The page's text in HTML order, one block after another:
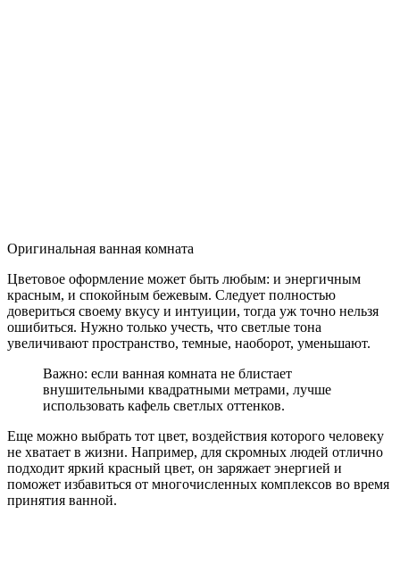
Оригинальная ванная комната
Цветовое оформление может быть любым: и энергичным
красным, и спокойным бежевым. Следует полностью
довериться своему вкусу и интуиции, тогда уж точно нельзя
ошибиться. Нужно только учесть, что светлые тона
увеличивают пространство, темные, наоборот, уменьшают.
Важно: если ванная комната не блистает
внушительными квадратными метрами, лучше
использовать кафель светлых оттенков.
Еще можно выбрать тот цвет, воздействия которого человеку
не хватает в жизни. Например, для скромных людей отлично
подходит яркий красный цвет, он заряжает энергией и
поможет избавиться от многочисленных комплексов во время
принятия ванной.